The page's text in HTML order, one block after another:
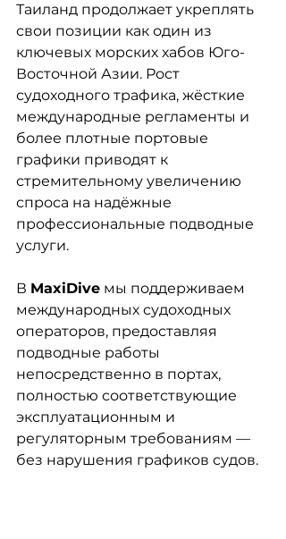
Таиланд продолжает укреплять
свои позиции как один из
ключевых морских хабов Юго-
Восточной Азии. Рост
судоходного трафика, жёсткие
международные регламенты и
более плотные портовые
графики приводят к
стремительному увеличению
спроса на надёжные
профессиональные подводные
услуги.
В MaxiDive мы поддерживаем
международных судоходных
операторов, предоставляя
подводные работы
непосредственно в портах,
полностью соответствующие
эксплуатационным и
регуляторным требованиям —
без нарушения графиков судов.